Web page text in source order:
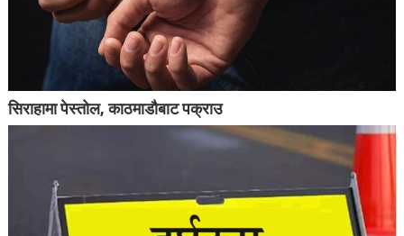
सिराहामा पेस्तोल, काठमाडौबाट पक्राउ